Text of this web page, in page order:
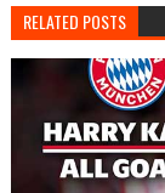
RELATED POSTS